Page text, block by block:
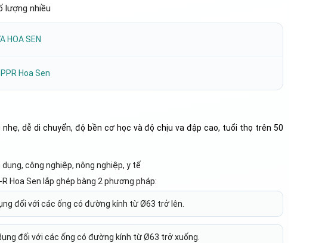
lượng nhiều
HOA SEN
Hoa Sen
dễ di chuyển, độ bền cơ học và độ chịu va đập cao, tuổi thọ trên 50
công nghiệp, nông nghiệp, y tế
Hoa Sen lắp ghép bàng 2 phương pháp:
đối với các ống có đường kính từ Ø63 trở lên.
đối với các ống có đường kính từ Ø63 trở xuống.